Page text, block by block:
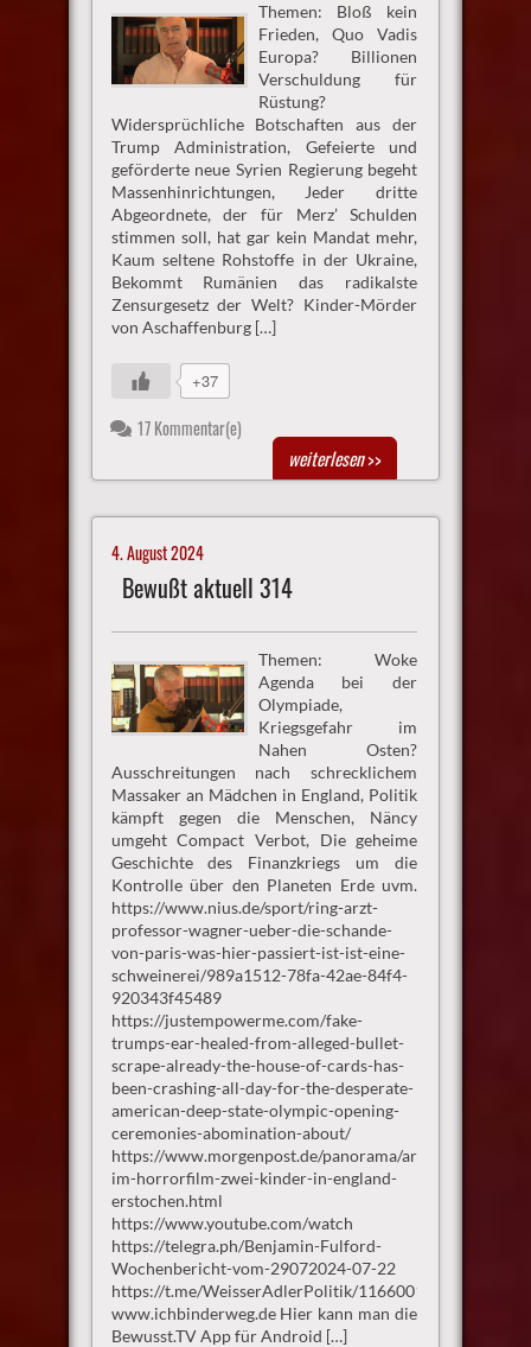
Themen: Bloß kein
Frieden, Quo Vadis
Europa? Billionen
Verschuldung für
Rüstung?
Widersprüchliche Botschaften aus der
Trump Administration, Gefeierte und
geförderte neue Syrien Regierung begeht
Massenhinrichtungen, Jeder dritte
Abgeordnete, der für Merz’ Schulden
stimmen soll, hat gar kein Mandat mehr,
Kaum seltene Rohstoffe in der Ukraine,
Bekommt Rumänien das radikalste
Zensurgesetz der Welt? Kinder-Mörder
von Aschaffenburg […]
+37
17 Kommentar(e)
weiterlesen>>
4. August 2024
Bewußt aktuell 314
Themen: Woke
Agenda bei der
Olympiade,
Kriegsgefahr im
Nahen Osten?
Ausschreitungen nach schrecklichem
Massaker an Mädchen in England, Politik
kämpft gegen die Menschen, Näncy
umgeht Compact Verbot, Die geheime
Geschichte des Finanzkriegs um die
Kontrolle über den Planeten Erde uvm.
https://www.nius.de/sport/ring-arzt-
professor-wagner-ueber-die-schande-
von-paris-was-hier-passiert-ist-ist-eine-
schweinerei/989a1512-78fa-42ae-84f4-
920343f45489
https://justempowerme.com/fake-
trumps-ear-healed-from-alleged-bullet-
scrape-already-the-house-of-cards-has-
been-crashing-all-day-for-the-desperate-
american-deep-state-olympic-opening-
ceremonies-abomination-about/
https://www.morgenpost.de/panorama/
im-horrorfilm-zwei-kinder-in-england-
erstochen.html
https://www.youtube.com/watch
https://telegra.ph/Benjamin-Fulford-
Wochenbericht-vom-29072024-07-22
https://t.me/WeisserAdlerPolitik/1166001
www.ichbinderweg.de Hier kann man die
Bewusst.TV App für Android […]